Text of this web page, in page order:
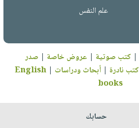
علم النفس
| كتب صوتية | عروض خاصة | صدر
كتب نادرة |أبحاث ودراسات |
English
books
حسابك